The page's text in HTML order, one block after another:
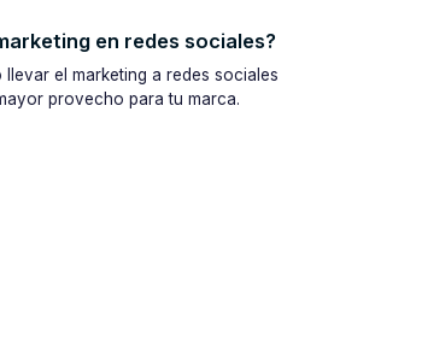
en redes sociales?
llevar el marketing a redes sociales
provecho para tu marca.